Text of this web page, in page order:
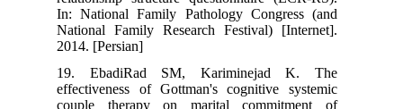
In: National Family Pathology Congress (and
National Family Research Festival) [Internet].
2014. [Persian]
19. EbadiRad SM, Kariminejad K. The
effectiveness of Gottman's cognitive systemic
couple therapy on marital commitment of